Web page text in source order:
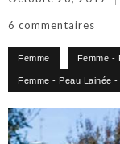
6 commentaires